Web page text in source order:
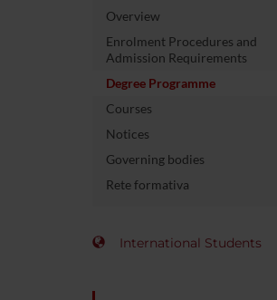
Overview
Enrolment Procedures and
Admission Requirements
Degree Programme
Courses
Notices
Governing bodies
Rete formativa
International Students